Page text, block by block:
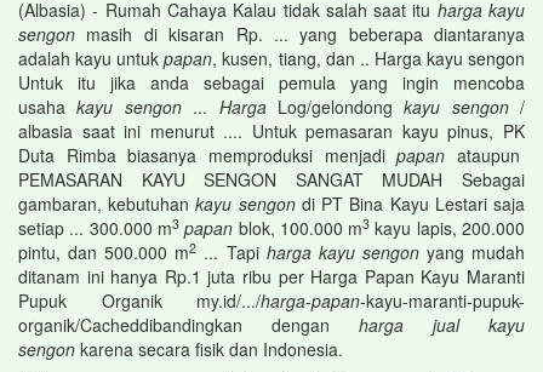
(Albasia) - Rumah Cahaya Kalau tidak salah saat itu harga kayu
sengon masih di kisaran Rp. ... yang beberapa diantaranya
adalah kayu untukpapan, kusen, tiang, dan .. Harga kayu sengon
Untuk itu jika anda sebagai pemula yang ingin mencoba
usahakayu sengon... HargaLog/gelondongkayu sengon/
albasia saat ini menurut .... Untuk pemasaran kayu pinus, PK
Duta Rimba biasanya memproduksi menjadipapan ataupun
PEMASARAN KAYU SENGON SANGAT MUDAH Sebagai
gambaran, kebutuhankayu sengondi PT Bina Kayu Lestari saja
setiap ... 300.000 m3 papan blok, 100.000 m3 kayu lapis, 200.000
pintu, dan 500.000 m2 ... Tapi harga kayu sengonyang mudah
ditanam ini hanya Rp.1 juta ribu per Harga Papan Kayu Maranti
Pupuk Organik my.id/.../harga-papan-kayu-maranti-pupuk-
organik/‎Cacheddibandingkan dengan harga jual kayu
sengon karena secara fisik dan Indonesia.